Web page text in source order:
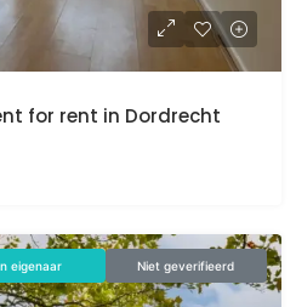
for rent in Dordrecht
eigenaar Niet geverifieerd